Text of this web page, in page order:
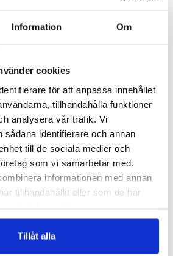
Information Om
cookies
för att anpassa innehållet
tillhandahålla funktioner
analysera vår trafik. Vi
sådana identifierare och annan
till de sociala medier och
som vi samarbetar med.
informationen med annan
tillhandahållit eller som de har
Tillåt alla
READ MORE
H009 ODEKORERAD FILTHATT – H022
Logga in för att se pris